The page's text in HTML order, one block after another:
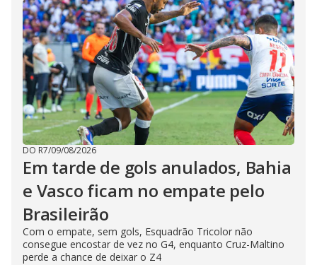
DO R7/09/08/2026
Em tarde de gols anulados, Bahia
e Vasco ficam no empate pelo
Brasileirão
Com o empate, sem gols, Esquadrão Tricolor não
consegue encostar de vez no G4, enquanto Cruz-Maltino
perde a chance de deixar o Z4